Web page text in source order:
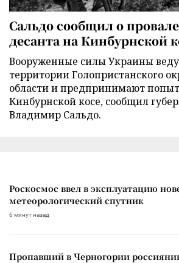
Сальдо сообщил о
десанта на Кинбурнской
Вооруженные силы Украины
территории Голопристанского
области и предпринимают
Кинбурнской косе, сообщил
Владимир Сальдо.
Роскосмос ввел в эксплуатацию
метеорологический спутник
6 минут назад
Пропавший в Черногории